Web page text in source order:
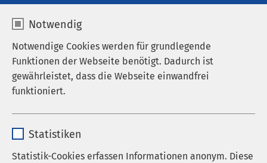
Notwendig
Notwendige Cookies werden für grundlegende
Funktionen der Webseite benötigt. Dadurch ist
gewährleistet, dass die Webseite einwandfrei
funktioniert.
Anbieter sgalinski
Statistiken
Statistik-Cookies erfassen Informationen anonym. Diese
Kontakt
Anrede
Nachname*